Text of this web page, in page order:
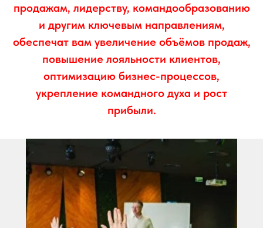
продажам, лидерству, командообразованию
и другим ключевым направлениям,
обеспечат вам увеличение объёмов продаж,
повышение лояльности клиентов,
оптимизацию бизнес-процессов,
укрепление командного духа и рост
прибыли.